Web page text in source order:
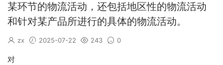
某环节的物流活动，还包括地区性的物流活动
和针对某产品所进行的具体的物流活动。
zx 2025-07-22 243 0
对